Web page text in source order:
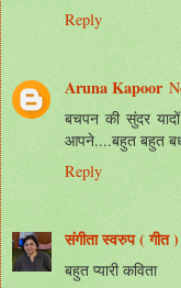
Reply
Aruna Kapoor
बचपन की सुंदर
आपने....बहुत बहुत
Reply
संगीता स्वरुप ( गीत )
बहुत प्यारी कविता